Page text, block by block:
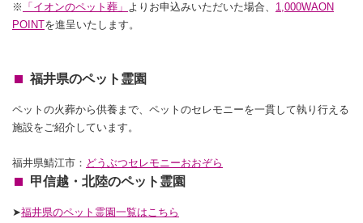
※ 「イオンのペット葬」 よりお申込みいただいた場合、 1,000WAON
POINTを進呈いたします。
福井県のペット霊園
ペットの火葬から供養まで、ペットのセレモニーを一貫して執り行える
施設をご紹介しています。
福井県鯖江市： どうぶつセレモニーおおぞら
甲信越・北陸のペット霊園
➤福井県のペット霊園一覧はこちら